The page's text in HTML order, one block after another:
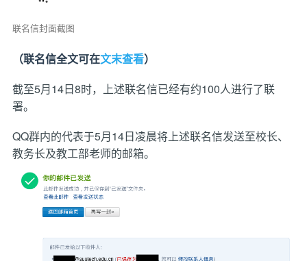
联名信封面截图
（联名信全文可在文末查看）
截至5月14日8时，上述联名信已经有约100人进行了联
署。
QQ群内的代表于5月14日凌晨将上述联名信发送至校长、
教务长及教工部老师的邮箱。